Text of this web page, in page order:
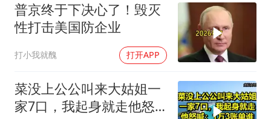
普京终于下决心了！毁灭
性打击美国防企业
打小我就醜 打开APP
菜没上公公叫来大姑姐一
家7口，我起身就走他怒